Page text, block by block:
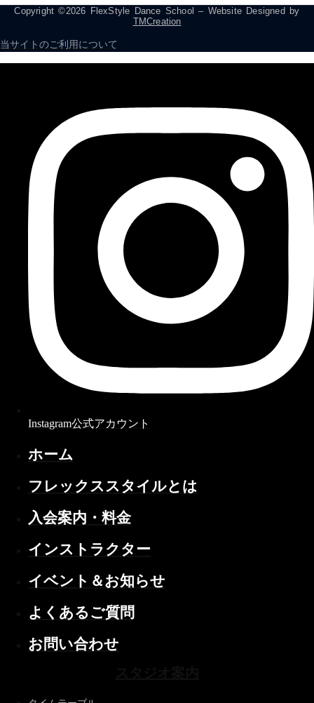
Copyright ©2026 FlexStyle Dance School – Website Designed by
TMCreation
当サイトのご利用について
Instagram公式アカウント
ホーム
フレックススタイルとは
入会案内・料金
インストラクター
イベント＆お知らせ
よくあるご質問
お問い合わせ